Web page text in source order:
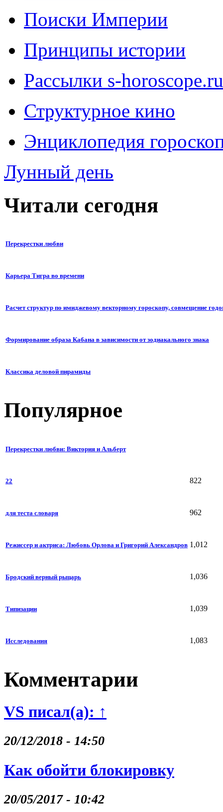
Поиски Империи
Принципы истории
Рассылки s-horoscope.ru
Структурное кино
Энциклопедия
Лунный день
Читали сегодня
Перекрестки любви
Карьера Тигра во времени
Расчет структур по имиджевому векторному гороскопу, совмещение
Формирование образа Кабана в зависимости от зодиакального знака
Классика деловой пирамиды
Популярное
Перекрестки любви: Виктория и Альберт
22 822
для теста словаря 962
Режиссер и актриса: Любовь Орлова и Григорий Александров 1,012
Бродский верный рыцарь 1,036
Типизации 1,039
Исследования 1,083
Комментарии
VS писал(а): ↑
20/12/2018 - 14:50
Как обойти блокировку
20/05/2017 - 10:42